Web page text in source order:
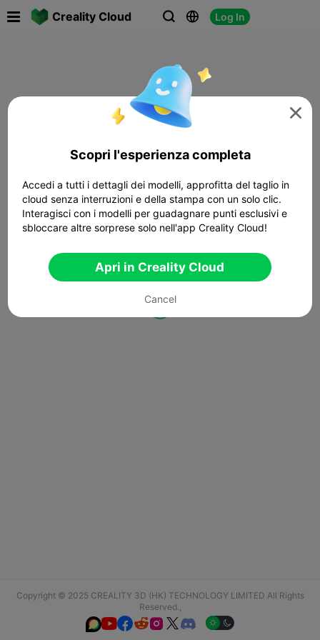
Creality Cloud   Log In
Copyright © 2025 CREALITY 3D (HK) TECHNOLOGY LIMITED All Rights
Reserved.,
  

Scopri l'esperienza completa
Accedi a tutti i dettagli dei modelli, approfitta del taglio in
cloud senza interruzioni e della stampa con un solo clic.
Interagisci con i modelli per guadagnare punti esclusivi e
sbloccare altre sorprese solo nell'app Creality Cloud!
Apri in Creality Cloud
Cancel